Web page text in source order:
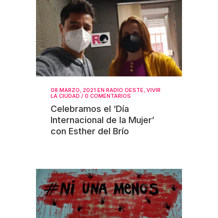
08 MARZO, 2021 EN RADIO OESTE VIVIR
LA CIUDAD / 0 COMENTARIOS
Celebramos el ‘Día
Internacional de la Mujer’
con Esther del Brío